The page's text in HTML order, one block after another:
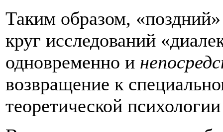
Таким образом,
круг исследований
одновременно и
возвращение к
теоретической